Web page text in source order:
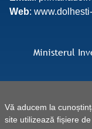
Vă aducem la
site utilizează fișiere
Web:
Ministerul